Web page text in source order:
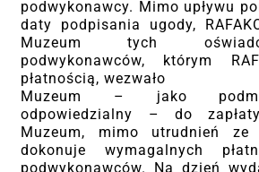
podwykonawcy. Mimo upływu
daty podpisania ugody,
Muzeum tych
podwykonawców, którym
płatnością, wezwało
Muzeum – jako
odpowiedzialny – do
Muzeum, mimo utrudnień ze
dokonuje wymagalnych
podwykonawców. Na dzień